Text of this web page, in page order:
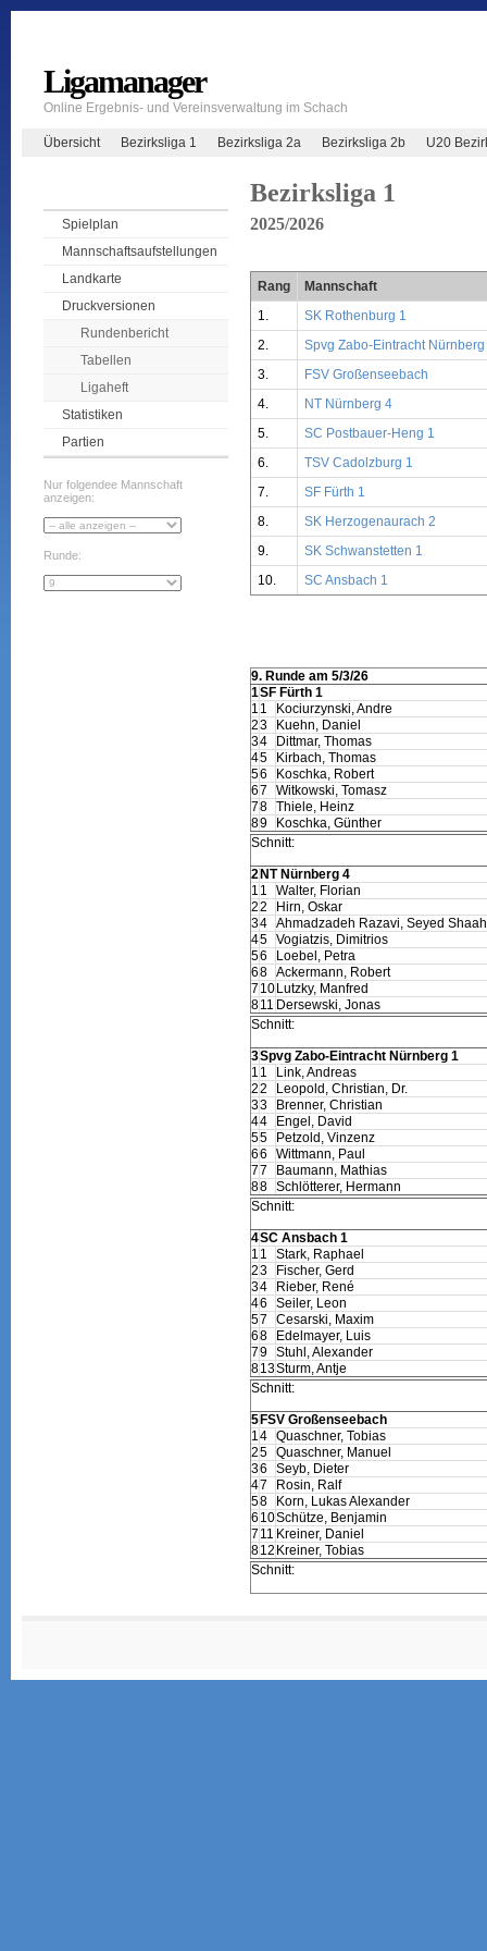
Ligamanager
Online Ergebnis- und Vereinsverwaltung im Schach
Übersicht Bezirksliga 1 Bezirksliga 2a Bezirksliga 2b U20
Spielplan
Mannschaftsaufstellungen
Landkarte
Druckversionen
Rundenbericht
Tabellen
Ligaheft
Statistiken
Partien
Nur folgendee Mannschaft
anzeigen:
Runde:
Bezirksliga 1
2025/2026
Rang
Mannschaft
1.
SK Rothenburg 1
2.
Spvg Zabo-Eintracht Nürnberg
3.
FSV Großenseebach
4.
NT Nürnberg 4
5.
SC Postbauer-Heng 1
6.
TSV Cadolzburg 1
7.
SF Fürth 1
8.
SK Herzogenaurach 2
9.
SK Schwanstetten 1
10.
SC Ansbach 1
9. Runde am 5/3/26
1SF Fürth 1
1 1
Kociurzynski, Andre
23
Kuehn, Daniel
34
Dittmar, Thomas
45
Kirbach, Thomas
56
Koschka, Robert
67
Witkowski, Tomasz
78 Thiele, Heinz
89
Koschka, Günther
Schnitt:
2NT Nürnberg 4
1 1
Walter, Florian
22
Hirn, Oskar
34 Ahmadzadeh Razavi, Seyed
45 Vogiatzis, Dimitrios
56
Loebel, Petra
68 Ackermann, Robert
7 10Lutzky, Manfred
811 Dersewski, Jonas
Schnitt:
3Spvg Zabo-Eintracht Nürnberg 1
1 1
Link, Andreas
22
Leopold, Christian, Dr.
33
Brenner, Christian
44
Engel, David
55
Petzold, Vinzenz
66
Wittmann, Paul
77
Baumann, Mathias
88 Schlötterer, Hermann
Schnitt:
4SC Ansbach 1
1 1
Stark, Raphael
23
Fischer, Gerd
34
Rieber, René
46
Seiler, Leon
57
Cesarski, Maxim
68
Edelmayer, Luis
79 Stuhl, Alexander
813Sturm, Antje
Schnitt:
5FSV Großenseebach
1 4 Quaschner, Tobias
25 Quaschner, Manuel
36
Seyb, Dieter
47
Rosin, Ralf
58
Korn, Lukas Alexander
6 10Schütze, Benjamin
7 11 Kreiner, Daniel
812 Kreiner, Tobias
Schnitt: